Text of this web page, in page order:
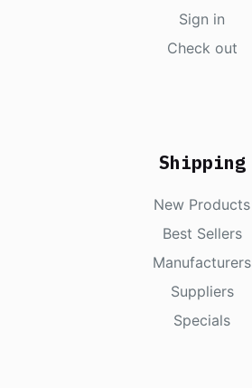
Sign in
Check out
Shipping
New Products
Best Sellers
Manufacturers
Suppliers
Specials